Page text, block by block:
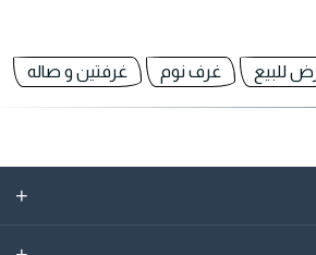
للبيع غرف نوم غرفتين و صاله
+